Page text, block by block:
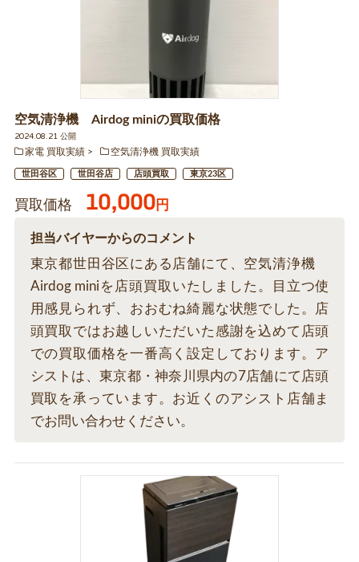
空気清浄機 Airdog miniの買取価格
2024.08.21 公開
家電 買取実績
空気清浄機 買取実績
世田谷区 世田谷店 店頭買取 東京23区
買取価格 10,000円
担当バイヤーからのコメント
東京都世田谷区にある店舗にて、空気清浄機
Airdog miniを店頭買取いたしました。目立つ使
用感見られず、おおむね綺麗な状態でした。店
頭買取ではお越しいただいた感謝を込めて店頭
での買取価格を一番高く設定しております。ア
シストは、東京都・神奈川県内の7店舗にて店頭
買取を承っています。お近くのアシスト店舗ま
でお問い合わせください。